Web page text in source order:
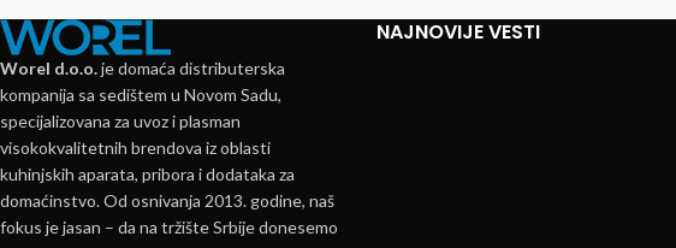
Worel d.o.o.je domaća distributerska
kompanija sa sedištem u Novom Sadu,
specijalizovana za uvoz i plasman
visokokvalitetnih brendova iz oblasti
kuhinjskih aparata, pribora i dodataka za
domaćinstvo. Od osnivanja 2013. godine, naš
fokus je jasan – da na tržište Srbije donesemo
NAJNOVIJE VESTI